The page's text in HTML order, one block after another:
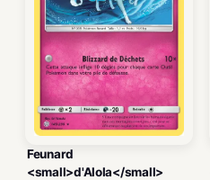
Feunard
<small>d'Alola</small>